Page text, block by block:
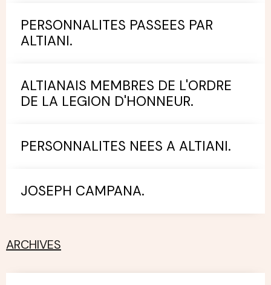
PERSONNALITES PASSEES PAR
ALTIANI.
ALTIANAIS MEMBRES DE L'ORDRE
DE LA LEGION D'HONNEUR.
PERSONNALITES NEES A ALTIANI.
JOSEPH CAMPANA.
ARCHIVES